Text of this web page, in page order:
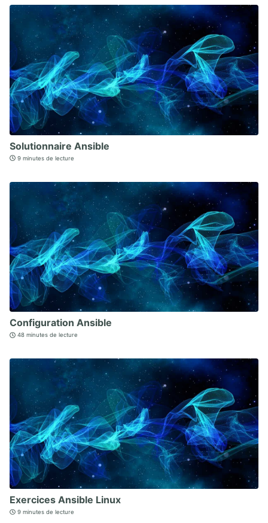
Solutionnaire Ansible
9 minutes de lecture
Configuration Ansible
48 minutes de lecture
Exercices Ansible Linux
9 minutes de lecture